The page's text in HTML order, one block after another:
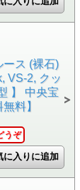
ース (裸石)
VS-2, クッ
】 中央宝
料】
うぞ